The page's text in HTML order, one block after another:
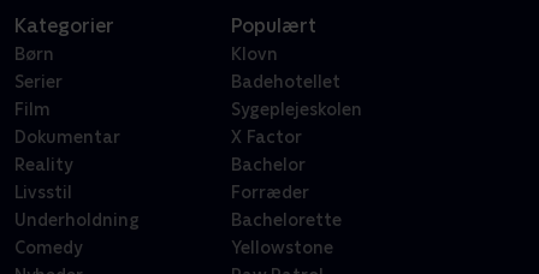
Kategorier
Børn
Serier
Film
Dokumentar
Reality
Livsstil
Underholdning
Comedy
Populært
Klovn
Badehotellet
Sygeplejeskolen
X Factor
Bachelor
Forræder
Bachelorette
Yellowstone